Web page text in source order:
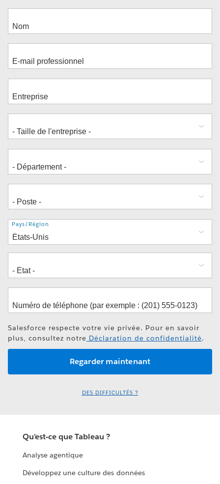
Adresse
Pays/Région
Salesforce respecte votre vie privée. Pour en savoir
plus, consultez notre Déclaration de confidentialité.
DES DIFFICULTÉS ?
Qu'est-ce que Tableau ?
Analyse agentique
Développez une culture des données